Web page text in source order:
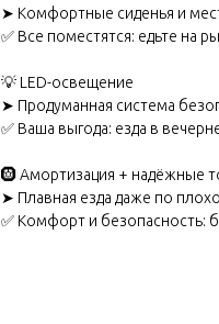
➤ Комфортные сиденья и
✅ Все поместятся: едьте на
💡 LED-освещение
➤ Продуманная система
✅ Ваша выгода: езда в
🛞 Амортизация + надёжные
➤ Плавная езда даже по
✅ Комфорт и безопасность: